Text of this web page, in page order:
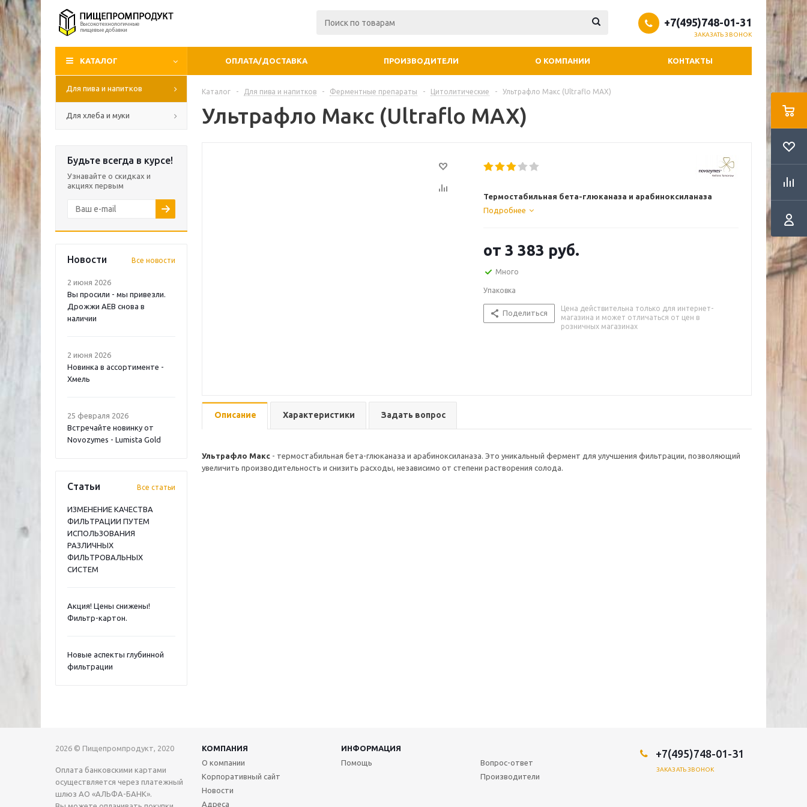
+7(495)748-01-31
ЗАКАЗАТЬ ЗВОНОК
КАТАЛОГ ОПЛАТА/ДОСТАВКА ПРОИЗВОДИТЕЛИ О КОМПАНИИ КОНТАКТЫ
Для пива и напитков
Для хлеба и муки
Будьте всегда в курсе!
Узнавайте о скидках и
акциях первым
Новости Все новости
2 июня 2026
Вы просили - мы привезли.
Дрожжи AEB снова в
наличии
2 июня 2026
Новинка в ассортименте -
Хмель
25 февраля 2026
Встречайте новинку от
Novozymes - Lumista Gold
Статьи Все статьи
ИЗМЕНЕНИЕ КАЧЕСТВА
ФИЛЬТРАЦИИ ПУТЕМ
ИСПОЛЬЗОВАНИЯ
РАЗЛИЧНЫХ
ФИЛЬТРОВАЛЬНЫХ
СИСТЕМ
Акция! Цены снижены!
Фильтр-картон.
Новые аспекты глубинной
фильтрации
Каталог - Для пива и напитков - Ферментные препараты - Цитолитические - Ультрафло Макс (Ultraflo MAX)
Ультрафло Макс (Ultraflo MAX)
Термостабильная бета-глюканаза и арабиноксиланаза
Подробнее
от 3 383 руб.
Много
Упаковка
Поделиться
Цена действительна только для интернет-
магазина и может отличаться от цен в
розничных магазинах
Описание Характеристики Задать вопрос
Ультрафло Макс - термостабильная бета-глюканаза и арабиноксиланаза. Это уникальный фермент для улучшения фильтрации, позволяющий
увеличить производительность и снизить расходы, независимо от степени растворения солода.
2026 © Пищепромпродукт, 2020
Оплата банковскими картами
осуществляется через платежный
шлюз АО «АЛЬФА-БАНК».
КОМПАНИЯ
ИНФОРМАЦИЯ
О компании
Корпоративный сайт
Новости
Адреса
Помощь
Вопрос-ответ
Производители
+7(495)748-01-31
ЗАКАЗАТЬ ЗВОНОК